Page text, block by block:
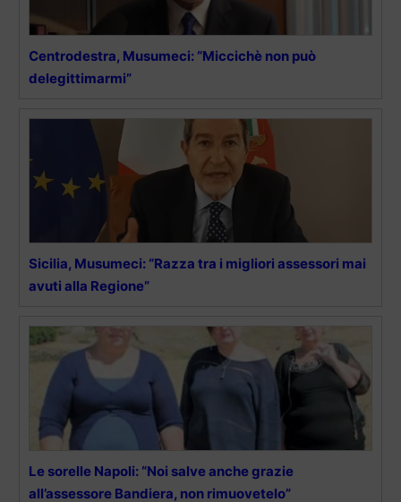
Centrodestra, Musumeci: “Miccichè non può
delegittimarmi”
Sicilia, Musumeci: “Razza tra i migliori assessori mai
avuti alla Regione”
Le sorelle Napoli: “Noi salve anche grazie
all’assessore Bandiera, non rimuovetelo”